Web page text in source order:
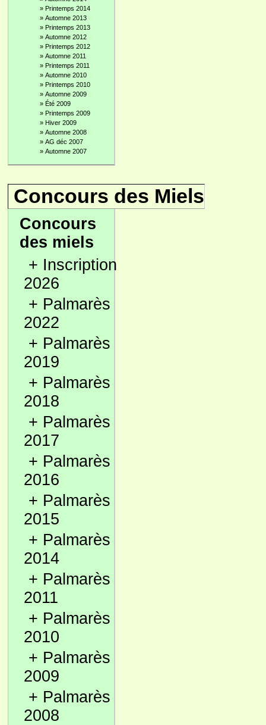
» Printemps 2014
» Automne 2013
» Printemps 2013
» Automne 2012
» Printemps 2012
» Automne 2011
» Printemps 2011
» Automne 2010
» Printemps 2010
» Automne 2009
» Été 2009
» Printemps 2009
» Hiver 2009
» Automne 2008
» AG déc 2007
» Automne 2007
Concours des Miels
Concours
des miels
+ Inscription
2026
+ Palmarès
2022
+ Palmarès
2019
+ Palmarès
2018
+ Palmarès
2017
+ Palmarès
2016
+ Palmarès
2015
+ Palmarès
2014
+ Palmarès
2011
+ Palmarès
2010
+ Palmarès
2009
+ Palmarès
2008